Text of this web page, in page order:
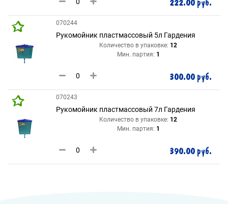
222.00 руб.
070244
Рукомойник пластмассовый 5л Гардения
Количество в упаковке: 12
Мин. партия: 1
300.00 руб.
070243
Рукомойник пластмассовый 7л Гардения
Количество в упаковке: 12
Мин. партия: 1
390.00 руб.